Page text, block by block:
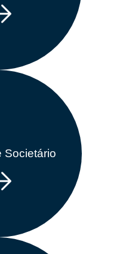
Societário